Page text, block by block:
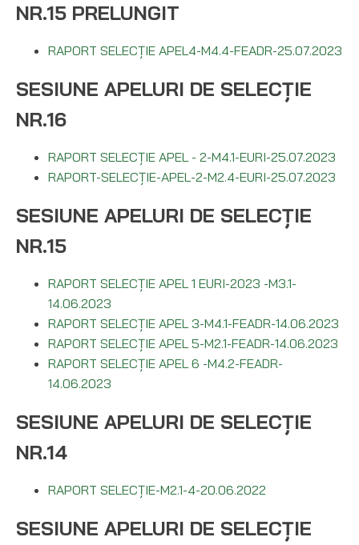
NR.15 PRELUNGIT
RAPORT SELECȚIE APEL4-M4.4-FEADR-25.07.2023
SESIUNE APELURI DE SELECȚIE
NR.16
RAPORT SELECȚIE APEL - 2-M4.1-EURI-25.07.2023
RAPORT-SELECȚIE-APEL-2-M2.4-EURI-25.07.2023
SESIUNE APELURI DE SELECȚIE
NR.15
RAPORT SELECȚIE APEL 1 EURI-2023 -M3.1-
14.06.2023
RAPORT SELECȚIE APEL 3-M4.1-FEADR-14.06.2023
RAPORT SELECȚIE APEL 5-M2.1-FEADR-14.06.2023
RAPORT SELECȚIE APEL 6 -M4.2-FEADR-
14.06.2023
SESIUNE APELURI DE SELECȚIE
NR.14
RAPORT SELECȚIE-M2.1-4-20.06.2022
SESIUNE APELURI DE SELECȚIE